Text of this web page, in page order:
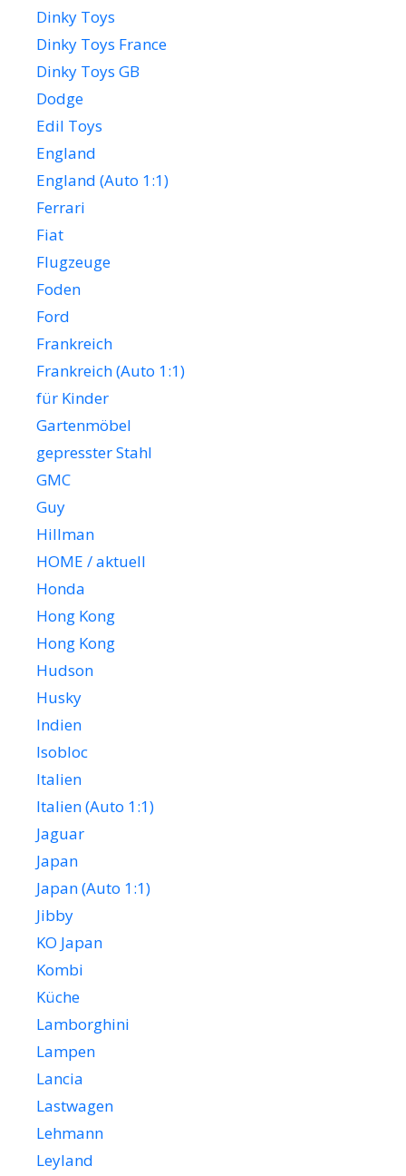
Dinky Toys
Dinky Toys France
Dinky Toys GB
Dodge
Edil Toys
England
England (Auto 1:1)
Ferrari
Fiat
Flugzeuge
Foden
Ford
Frankreich
Frankreich (Auto 1:1)
für Kinder
Gartenmöbel
gepresster Stahl
GMC
Guy
Hillman
HOME / aktuell
Honda
Hong Kong
Hong Kong
Hudson
Husky
Indien
Isobloc
Italien
Italien (Auto 1:1)
Jaguar
Japan
Japan (Auto 1:1)
Jibby
KO Japan
Kombi
Küche
Lamborghini
Lampen
Lancia
Lastwagen
Lehmann
Leyland